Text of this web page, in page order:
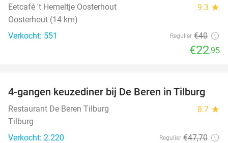
Eetcafé 't Hemeltje Oosterhout 9.3 star
Oosterhout (14 km)
Verkocht: 551
Regulier €40
€22,95
46%
4-gangen keuzediner bij De Beren in Tilburg
Restaurant De Beren Tilburg 8.7 star
Tilburg
Verkocht: 2.220
Regulier €47,70